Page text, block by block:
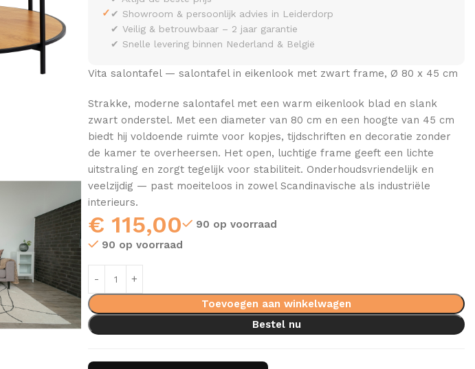
✓✔ Showroom & persoonlijk advies in Leiderdorp
✔ Veilig & betrouwbaar – 2 jaar garantie
✔ Snelle levering binnen Nederland & België
Vita salontafel — salontafel in eikenlook met zwart frame, Ø 80 x 45 cm
Strakke, moderne salontafel met een warm eikenlook blad en slank
zwart onderstel. Met een diameter van 80 cm en een hoogte van 45 cm
biedt hij voldoende ruimte voor kopjes, tijdschriften en decoratie zonder
de kamer te overheersen. Het open, luchtige frame geeft een lichte
uitstraling en zorgt tegelijk voor stabiliteit. Onderhoudsvriendelijk en
veelzijdig — past moeiteloos in zowel Scandinavische als industriële
interieurs.
€ 115,00
90 op voorraad
90 op voorraad
Toevoegen aan winkelwagen
Bestel nu